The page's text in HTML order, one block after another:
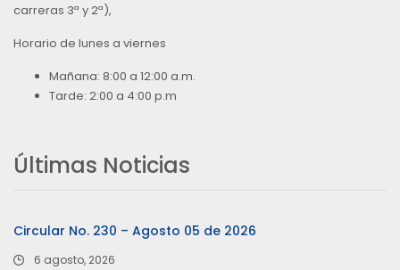
carreras 3ª y 2ª),
Horario de lunes a viernes
Mañana: 8:00 a 12:00 a.m.
Tarde: 2:00 a 4:00 p.m
Últimas Noticias
Circular No. 230 – Agosto 05 de 2026
6 agosto, 2026